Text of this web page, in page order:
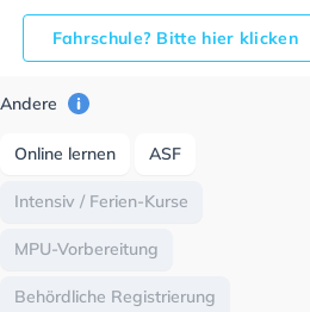
Fahrschule? Bitte hier klicken
Andere
Online lernen ASF
Intensiv / Ferien-Kurse
MPU-Vorbereitung
Behördliche Registrierung